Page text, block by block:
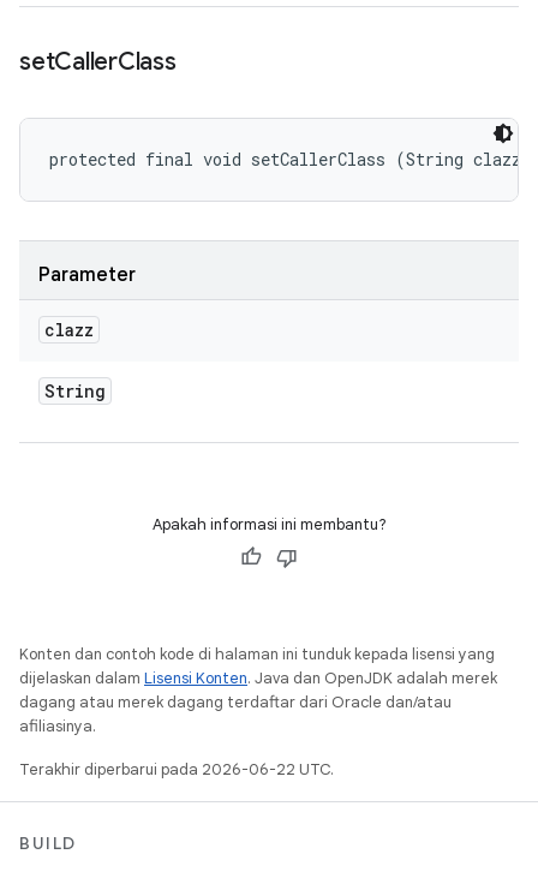
setCallerClass
protected final void setCallerClass (String clazz)
Parameter
clazz
String
Apakah informasi ini membantu?
Konten dan contoh kode di halaman ini tunduk kepada lisensi yang
dijelaskan dalam Lisensi Konten. Java dan OpenJDK adalah merek
dagang atau merek dagang terdaftar dari Oracle dan/atau
afiliasinya.
Terakhir diperbarui pada 2026-06-22 UTC.
BUILD